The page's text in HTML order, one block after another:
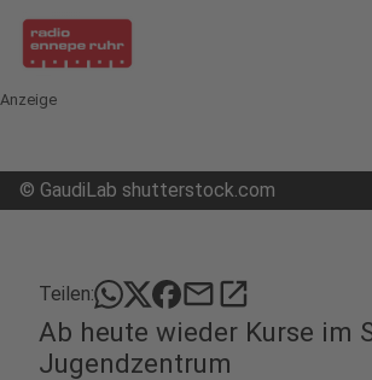
Anzeige
© GaudiLab shutterstock.com
Teilen: mailopen_in_new
Ab heute wieder Kurse im
Jugendzentrum